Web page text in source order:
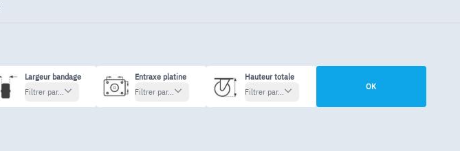
Largeur bandage
Filtrer par...
Entraxe platine
Filtrer par...
Hauteur totale
Filtrer par...
OK